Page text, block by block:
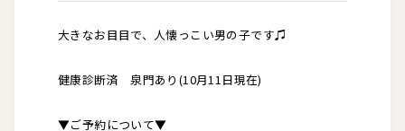
大きなお目目で、人懐っこい男の子です♫
健康診断済 泉門あり(10月11日現在)
▼ご予約について▼